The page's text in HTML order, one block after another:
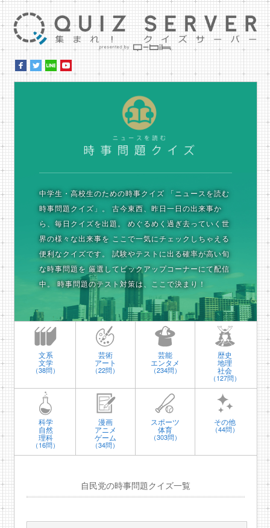
中学生・高校生のための時事クイズ 「ニュースを読む
時事問題クイズ」。
古今東西、昨日一日の出来事か
ら、毎日クイズを出題。
めぐるめく過ぎ去っていく世
界の様々な出来事を ここで一気にチェックしちゃえる
便利なクイズです。
試験やテストに出る確率が高い旬
な時事問題を 厳選してピックアップコーナーにて配信
中。
時事問題のテスト対策は、ここで決まり！
文系
文学
（38問）
芸術
アート
（22問）
芸能
エンタメ
（234問）
歴史
地理
社会
（127問）
科学
自然
理科
（16問）
漫画
アニメ
ゲーム
（34問）
スポーツ
体育
（303問）
その他
（44問）
自民党の時事問題クイズ一覧